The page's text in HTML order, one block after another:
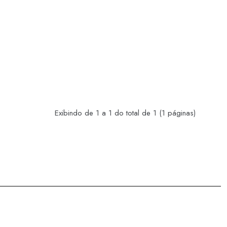
Exibindo de 1 a 1 do total de 1 (1 páginas)